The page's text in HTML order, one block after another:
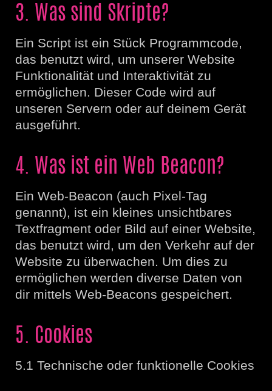
3. Was sind Skripte?
Ein Script ist ein Stück Programmcode,
das benutzt wird, um unserer Website
Funktionalität und Interaktivität zu
ermöglichen. Dieser Code wird auf
unseren Servern oder auf deinem Gerät
ausgeführt.
4. Was ist ein Web Beacon?
Ein Web-Beacon (auch Pixel-Tag
genannt), ist ein kleines unsichtbares
Textfragment oder Bild auf einer Website,
das benutzt wird, um den Verkehr auf der
Website zu überwachen. Um dies zu
ermöglichen werden diverse Daten von
dir mittels Web-Beacons gespeichert.
5. Cookies
5.1 Technische oder funktionelle Cookies